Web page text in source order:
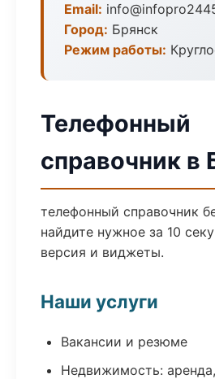
Email:
Город: Брянск
Режим работы:
Телефонный
справочник в
телефонный справочник
найдите нужное за 10
версия и виджеты.
Наши услуги
Вакансии и резюме
Недвижимость: